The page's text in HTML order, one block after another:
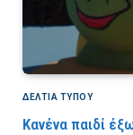
ΔΕΛΤΙΑ ΤΥΠΟΥ
Κανένα παιδί